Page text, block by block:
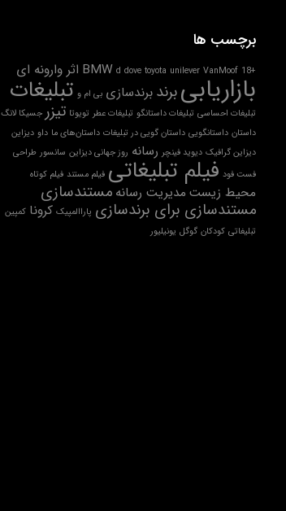
برچسب ها
+18
BMW d dove toyota unilever VanMoof اثر وارونه ای
بازاریابیبرند برندسازی بی ام و تبلیغات
تبلیغات احساسی تبلیغات داستانگو تبلیغات عطر تویوتا تیزر جسیکا لانگ
داستان داستانگویی داستان گویی در تبلیغات داستان‌های ما داو دیزاین
دیزاین گرافیک دیوید فینچر رسانه روز جهانی دیزاین سانسور طراحی
فست فود فیلم تبلیغاتی فیلم مستند فیلم کوتاه
محیط زیست مدیریت رسانه مستندسازی
مستندسازی برای برندسازی پاراالمپیک کرونا کمپین
تبلیغاتی کودکان گوگل یونیلیور